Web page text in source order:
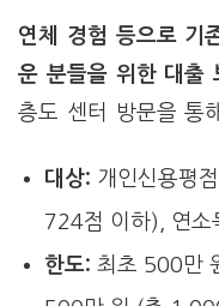
연체 경험 등으로 기
운 분들을 위한 대출
층도 센터 방문을 통
대상: 개인신용평
724점 이하), 연
한도: 최초 500만